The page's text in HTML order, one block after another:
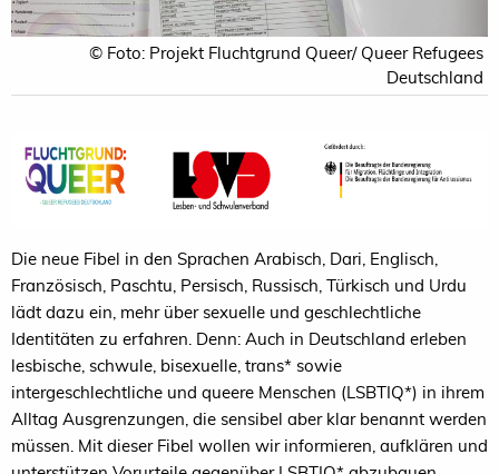
© Foto: Projekt Fluchtgrund Queer/ Queer Refugees
Deutschland
Die neue Fibel in den Sprachen Arabisch, Dari, Englisch,
Französisch, Paschtu, Persisch, Russisch, Türkisch und Urdu
lädt dazu ein, mehr über sexuelle und geschlechtliche
Identitäten zu erfahren. Denn: Auch in Deutschland erleben
lesbische, schwule, bisexuelle, trans* sowie
intergeschlechtliche und queere Menschen (LSBTIQ*) in ihrem
Alltag Ausgrenzungen, die sensibel aber klar benannt werden
müssen. Mit dieser Fibel wollen wir informieren, aufklären und